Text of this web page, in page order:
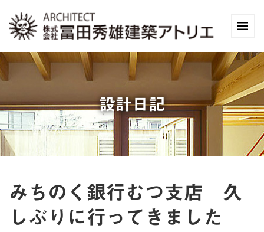
設計日記
みちのく銀行むつ支店 久
しぶりに行ってきました